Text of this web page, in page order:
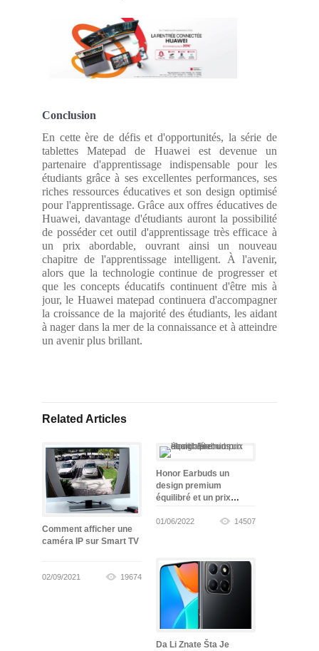
Conclusion
En cette ère de défis et d'opportunités, la série de
tablettes Matepad de Huawei est devenue un
partenaire d'apprentissage indispensable pour les
étudiants grâce à ses excellentes performances, ses
riches ressources éducatives et son design optimisé
pour l'apprentissage. Grâce aux offres éducatives de
Huawei, davantage d'étudiants auront la possibilité
de posséder cet outil d'apprentissage très efficace à
un prix abordable, ouvrant ainsi un nouveau
chapitre de l'apprentissage intelligent. À l'avenir,
alors que la technologie continue de progresser et
que les concepts éducatifs continuent d'être mis à
jour, le Huawei matepad continuera d'accompagner
la croissance de la majorité des étudiants, les aidant
à nager dans la mer de la connaissance et à atteindre
un avenir plus brillant.
Related Articles
Comment afficher une
caméra IP sur Smart TV
02/09/2021 19674
Honor Earbuds un
design premium
équilibré et un prix
01/06/2022 14507
Da Li Znate Šta Je